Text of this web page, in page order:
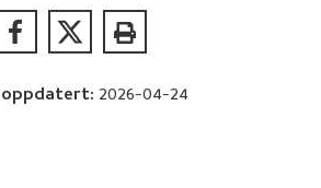
: 2026-04-24